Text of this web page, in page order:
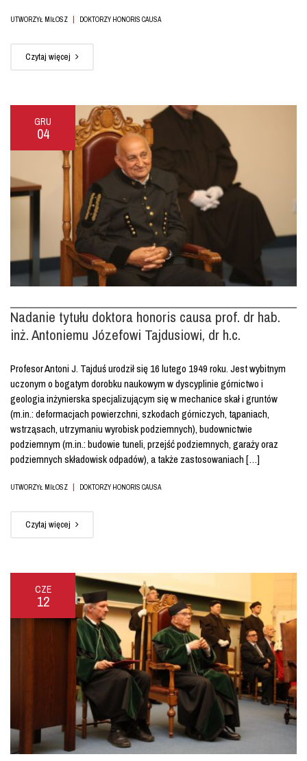
UTWORZYŁ MIŁOSZ | DOKTORZY HONORIS CAUSA
Czytaj więcej
GRU
04
Nadanie tytułu doktora honoris causa prof. dr hab.
inż. Antoniemu Józefowi Tajdusiowi, dr h.c.
Profesor Antoni J. Tajduś urodził się 16 lutego 1949 roku. Jest wybitnym
uczonym o bogatym dorobku naukowym w dyscyplinie górnictwo i
geologia inżynierska specjalizującym się w mechanice skał i gruntów
(m.in.: deformacjach powierzchni, szkodach górniczych, tąpaniach,
wstrząsach, utrzymaniu wyrobisk podziemnych), budownictwie
podziemnym (m.in.: budowie tuneli, przejść podziemnych, garaży oraz
podziemnych składowisk odpadów), a także zastosowaniach […]
UTWORZYŁ MIŁOSZ | DOKTORZY HONORIS CAUSA
Czytaj więcej
CZE
12